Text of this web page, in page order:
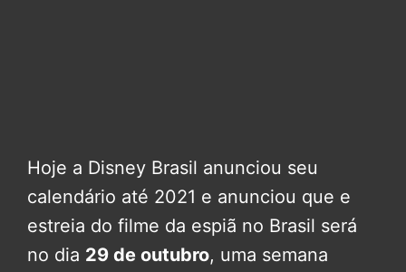
Hoje a Disney Brasil anunciou seu
calendário até 2021 e anunciou que e
estreia do filme da espiã no Brasil será
no dia 29 de outubro, uma semana